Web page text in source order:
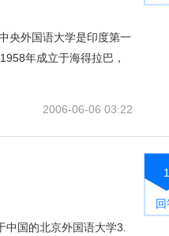
央外国语大学是印度第一
年成立于海得拉巴，
2006-06-06 03:22
国的北京外国语大学3.
1